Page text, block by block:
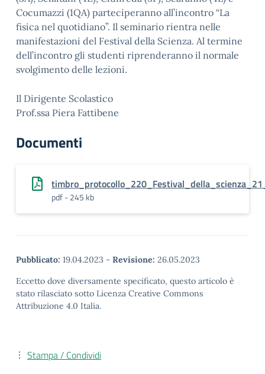
Cocumazzi (1QA) parteciperanno all’incontro “La
fisica nel quotidiano”. Il seminario rientra nelle
manifestazioni del Festival della Scienza. Al termine
dell’incontro gli studenti riprenderanno il normale
svolgimento delle lezioni.
Il Dirigente Scolastico
Prof.ssa Piera Fattibene
Documenti
pdf - 245 kb
Pubblicato: 19.04.2023 - Revisione: 26.05.2023
Eccetto dove diversamente specificato, questo articolo è
stato rilasciato sotto Licenza Creative Commons
Attribuzione 4.0 Italia.
Stampa / Condividi